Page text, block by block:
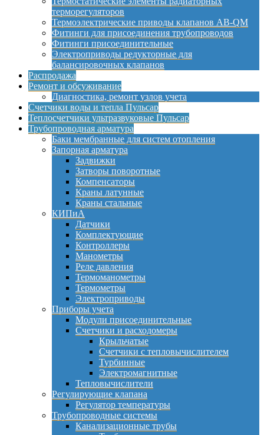
терморегуляторов
Термоэлектрические приводы клапанов AB-QM
Фитинги для присоединения трубопроводов
Фитинги присоединительные
Электроприводы редукторные для
балансировочных клапанов
Распродажа
Ремонт и обсуживание
Диагностика, ремонт узлов учета
Счетчики воды и тепла Пульсар
Теплосчетчики ультразвуковые Пульсар
Трубопроводная арматура
Баки мембранные для систем отопления
Запорная арматура
Задвижки
Затворы поворотные
Компенсаторы
Краны латунные
Краны стальные
КИПиА
Датчики
Комплектующие
Контроллеры
Манометры
Реле давления
Термоманометры
Термометры
Электроприводы
Приборы учета
Модули присоединительные
Счетчики и расходомеры
Крыльчатые
Счетчики с тепловычислителем
Турбинные
Электромагнитные
Тепловычислители
Регулирующие клапана
Регулятор температуры
Трубопроводные системы
Канализационные трубы